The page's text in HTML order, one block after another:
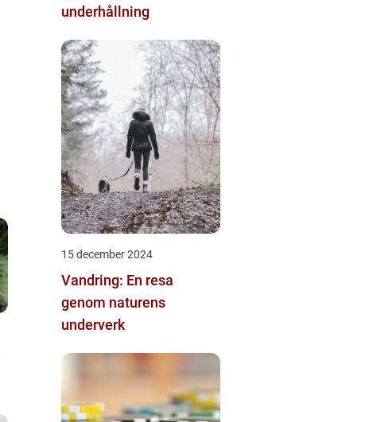
underhållning
15 december 2024
Vandring: En resa
genom naturens
underverk